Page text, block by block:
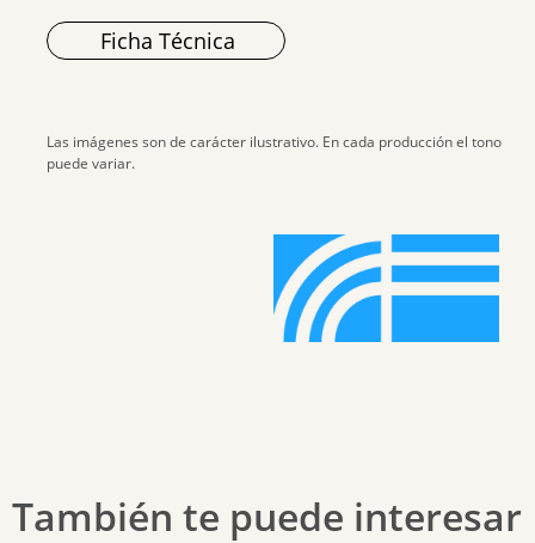
Ficha Técnica
Las imágenes son de carácter ilustrativo. En cada producción el tono
puede variar.
También te puede interesar